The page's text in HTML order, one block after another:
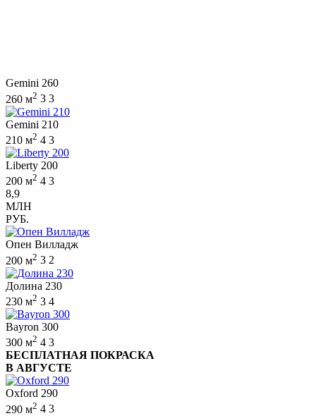
Gemini 260
260 м2 3 3
Gemini 210
210 м2 4 3
Liberty 200
200 м2 4 3
8,9
МЛН
РУБ.
Опен Вилладж
200 м2 3 2
Долина 230
230 м2 3 4
Bayron 300
300 м2 4 3
БЕСПЛАТНАЯ ПОКРАСКА
В АВГУСТЕ
Oxford 290
290 м2 4 3